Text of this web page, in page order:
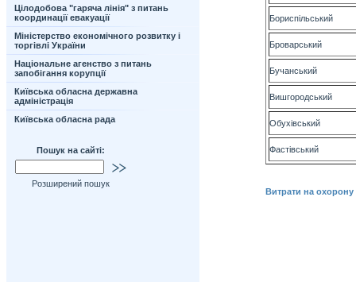
Цілодобова "гаряча лінія" з питань
координації евакуації
Міністерство економічного розвитку і
торгівлі України
Національне агенство з питань
запобігання корупції
Київська обласна державна
адміністрація
Київська обласна рада
Пошук на сайті:
Розширений пошук
Бориспільський
Броварський
Бучанський
Вишгородський
Обухівський
Фастівський
Витрати на